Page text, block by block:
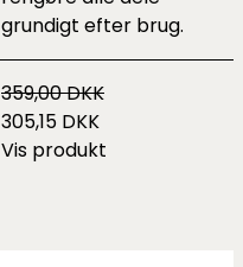
grundigt efter brug.​
359,00 DKK
305,15 DKK
Vis produkt